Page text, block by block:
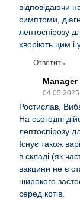
відповідаючи
симптоми,
лептоспірозу
хворіють цим і
Ответить
Ростислав,
На сьогодні
лептоспірозу
Існує також
в складі (як
вакцини не є
широкого
серед котів.